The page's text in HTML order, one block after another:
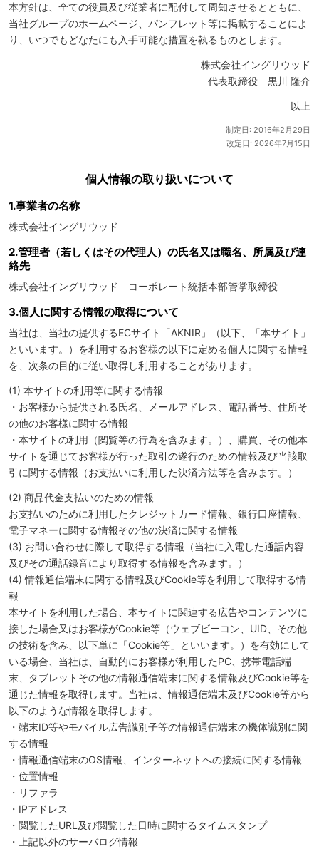
本方針は、全ての役員及び従業者に配付して周知させるとともに、
当社グループのホームページ、パンフレット等に掲載することによ
り、いつでもどなたにも入手可能な措置を執るものとします。
株式会社イングリウッド
代表取締役 黒川 隆介
以上
制定日: 2016年2月29日
改定日: 2026年7月15日
個人情報の取り扱いについて
1.事業者の名称
株式会社イングリウッド
2.管理者（若しくはその代理人）の氏名又は職名、所属及び連
絡先
株式会社イングリウッド コーポレート統括本部管掌取締役
3.個人に関する情報の取得について
当社は、当社の提供するECサイト「AKNIR」（以下、「本サイト」
といいます。）を利用するお客様の以下に定める個人に関する情報
を、次条の目的に従い取得し利用することがあります。
(1) 本サイトの利用等に関する情報
・お客様から提供される氏名、メールアドレス、電話番号、住所そ
の他のお客様に関する情報
・本サイトの利用（閲覧等の行為を含みます。）、購買、その他本
サイトを通じてお客様が行った取引の遂行のための情報及び当該取
引に関する情報（お支払いに利用した決済方法等を含みます。）
(2) 商品代金支払いのための情報
お支払いのために利用したクレジットカード情報、銀行口座情報、
電子マネーに関する情報その他の決済に関する情報
(3) お問い合わせに際して取得する情報（当社に入電した通話内容
及びその通話録音により取得する情報を含みます。）
(4) 情報通信端末に関する情報及びCookie等を利用して取得する情
報
本サイトを利用した場合、本サイトに関連する広告やコンテンツに
接した場合又はお客様がCookie等（ウェブビーコン、UID、その他
の技術を含み、以下単に「Cookie等」といいます。）を有効にして
いる場合、当社は、自動的にお客様が利用したPC、携帯電話端
末、タブレットその他の情報通信端末に関する情報及びCookie等を
通じた情報を取得します。当社は、情報通信端末及びCookie等から
以下のような情報を取得します。
・端末ID等やモバイル広告識別子等の情報通信端末の機体識別に関
する情報
・情報通信端末のOS情報、インターネットへの接続に関する情報
・位置情報
・リファラ
・IPアドレス
・閲覧したURL及び閲覧した日時に関するタイムスタンプ
・上記以外のサーバログ情報